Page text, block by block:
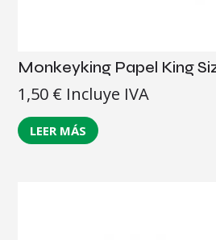
Monkeyking Papel King
1,50 € Incluye IVA
LEER MÁS